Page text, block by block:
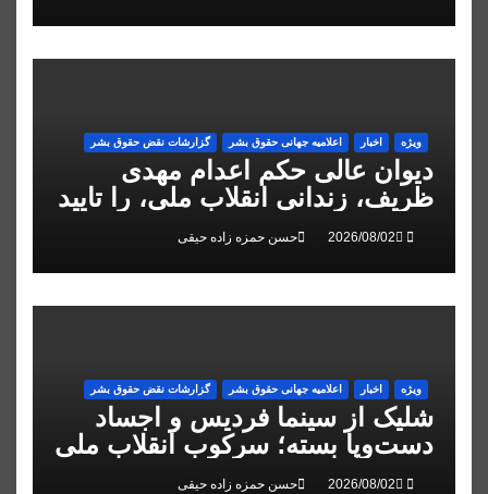
ویژه اخبار اعلاميه جهانی حقوق بشر گزارشات نقض حقوق بشر
دیوان عالی حکم اعدام مهدی
ظریف، زندانی انقلاب ملی، را تایید
کرد
حسن حمزه زاده حیقی
ویژه اخبار اعلاميه جهانی حقوق بشر گزارشات نقض حقوق بشر
شلیک از سینما فردیس و اجساد
دست‌وپا بسته؛ سرکوب انقلاب ملی
در البرز
حسن حمزه زاده حیقی